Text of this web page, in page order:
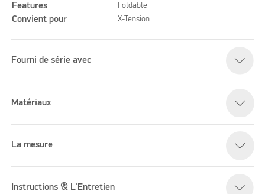
Features Foldable
Convient pour X-Tension
Fourni de série avec
Matériaux
La mesure
Instructions & L'Entretien